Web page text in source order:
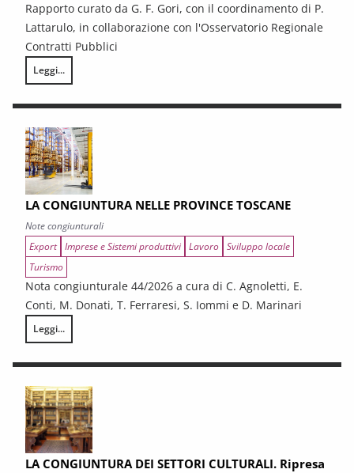
Rapporto curato da G. F. Gori, con il coordinamento di P.
Lattarulo, in collaborazione con l'Osservatorio Regionale
Contratti Pubblici
Leggi...
I CONTRATTI PUBBLICI AL TERMINE DEL PNRR – Andamento
LA CONGIUNTURA NELLE PROVINCE TOSCANE
Note congiunturali
Export Imprese e Sistemi produttivi Lavoro Sviluppo locale
Turismo
Nota congiunturale 44/2026 a cura di C. Agnoletti, E.
Conti, M. Donati, T. Ferraresi, S. Iommi e D. Marinari
Leggi...
LA CONGIUNTURA NELLE PROVINCE TOSCANE
LA CONGIUNTURA DEI SETTORI CULTURALI. Ripresa